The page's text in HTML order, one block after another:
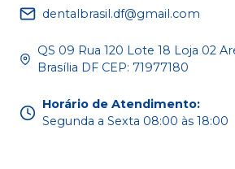
dentalbrasil.df@gmail.com
QS 09 Rua 120 Lote 18 Loja 02
Brasília DF CEP: 71977180
Horário de Atendimento:
Segunda a Sexta 08:00 às 18:00